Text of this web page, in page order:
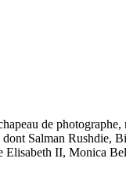
de
dont Salman
II, Monica